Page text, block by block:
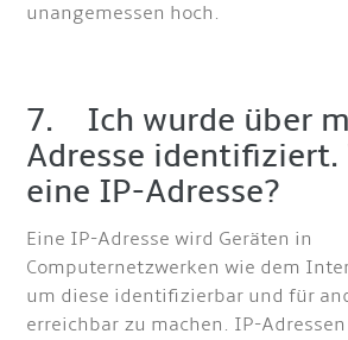
unangemessen hoch.
7. Ich wurde über
Adresse identifiziert.
eine IP-Adresse?
Eine IP-Adresse wird Geräten in
Computernetzwerken wie dem
um diese identifizierbar und für
erreichbar zu machen. IP-